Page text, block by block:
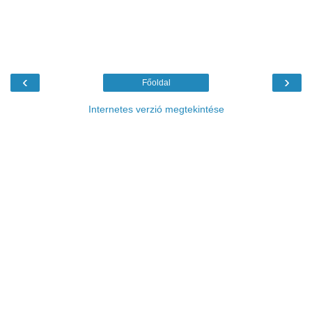
‹ ›
Főoldal
Internetes verzió megtekintése